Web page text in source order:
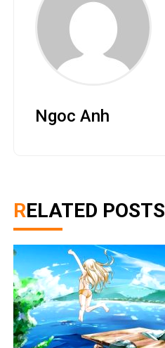
Ngoc Anh
RELATED POSTS